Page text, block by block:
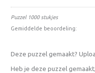
Puzzel 1000 stukjes
Gemiddelde beoordeling:
Deze puzzel gemaakt?
Heb je deze puzzel